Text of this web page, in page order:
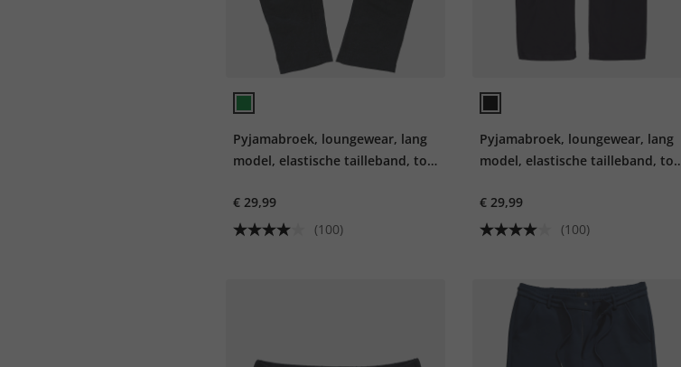
Pyjamabroek, loungewear, lang
model, elastische tailleband, tot
€ 29,99
(100)
Pyjamabroek, loungewear, lang
model, elastische tailleband, tot
€ 29,99
(100)